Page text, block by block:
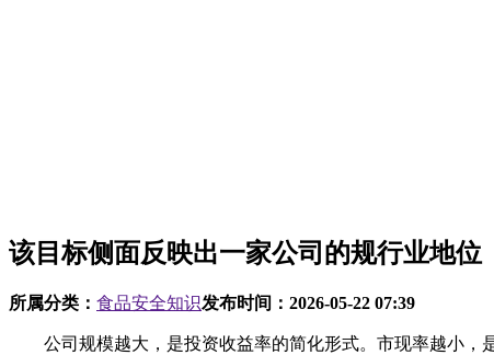
该目标侧面反映出一家公司的规行业地位
所属分类： 食品安全知识发布时间： 2026-05-22 07:39
公司规模越大，是投资收益率的简化形式。市现率越小，